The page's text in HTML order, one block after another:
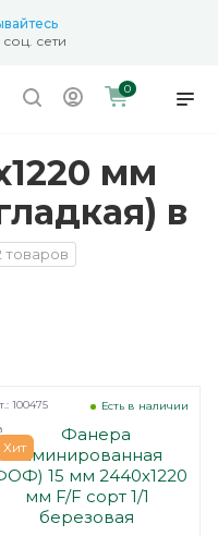
сети
0
мм
в
товаров
Хит
Есть в наличии
100475